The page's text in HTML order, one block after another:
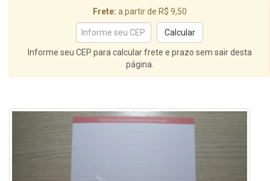
Frete: a partir de R$ 9,50
Informe seu CEP para calcular frete e prazo sem sair desta
página.